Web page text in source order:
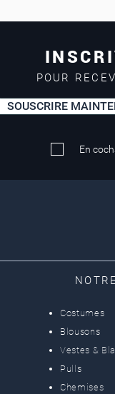
POUR
SOUSCRIRE
En
Costumes
Blousons
Vestes &
Pulls
Chemises